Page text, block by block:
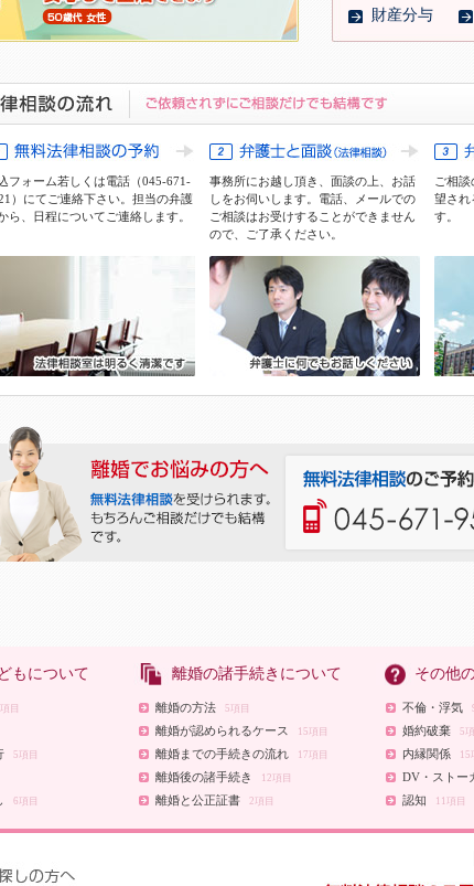
財産分与
フォーム若しくは電話（045-671-
）にてご連絡下さい。担当の弁護
ら、日程についてご連絡します。
事務所にお越し頂き、面談の上、お話
しをお伺いします。電話、メールでの
ご相談はお受けすることができません
ので、ご了承ください。
ご相
望され
す。
もについて
目
5項目
6項目
離婚の諸手続きについて
離婚の方法 5項目
離婚が認められるケース 15項目
離婚までの手続きの流れ 17項目
離婚後の諸手続き 12項目
離婚と公正証書 2項目
その他
不倫・浮気
婚約破棄 5
内縁関係 15
DV・ストー
認知 11項目